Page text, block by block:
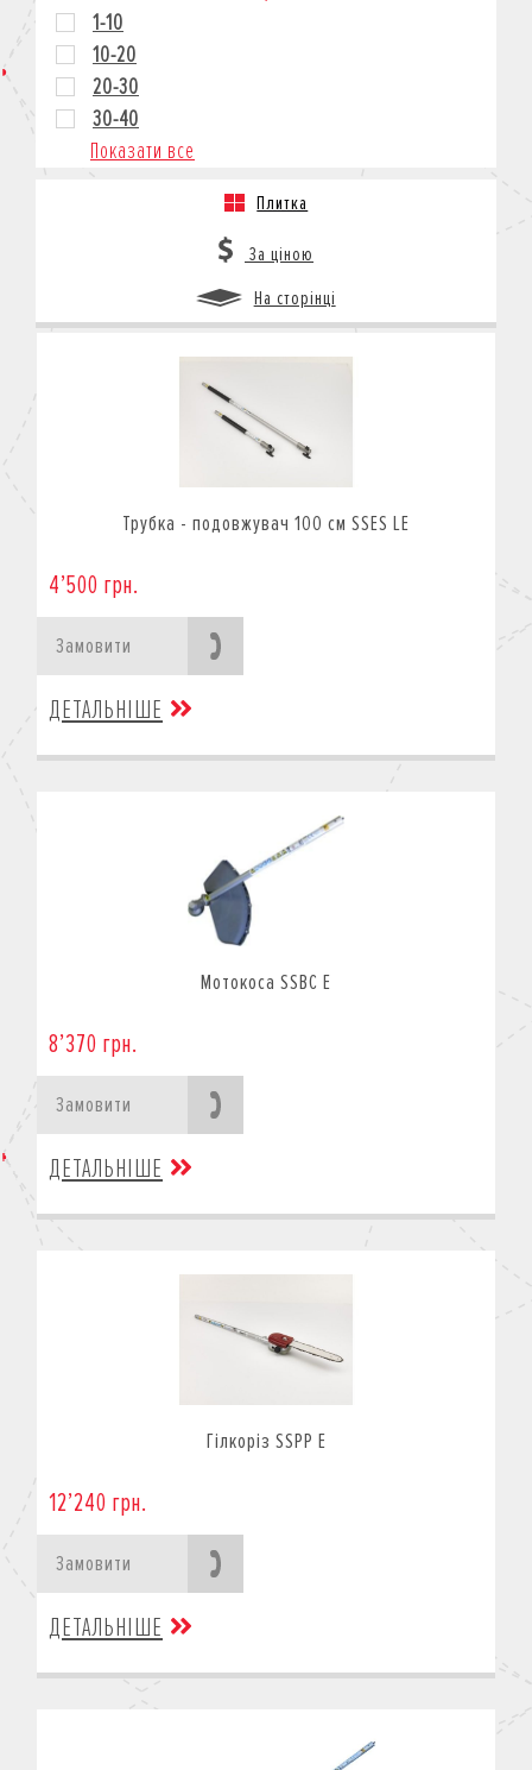
1-10
10-20
20-30
30-40
Показати все
Плитка
За ціною
На сторінці
Трубка - подовжувач 100 см SSES LE
4’500 грн.
Замовити
ДЕТАЛЬНІШЕ
Мотокоса SSBC E
8’370 грн.
Замовити
ДЕТАЛЬНІШЕ
Гілкоріз SSPP E
12’240 грн.
Замовити
ДЕТАЛЬНІШЕ